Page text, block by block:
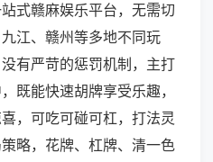
式赣麻娱乐平台，无需切
江、赣州等多地不同玩
有严苛的惩罚机制，主打
既能快速胡牌享受乐趣，
，可吃可碰可杠，打法灵
略，花牌、杠牌、清一色